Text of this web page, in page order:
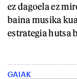
ez dagoela ez
baina musika
estrategia hutsa
GAIAK